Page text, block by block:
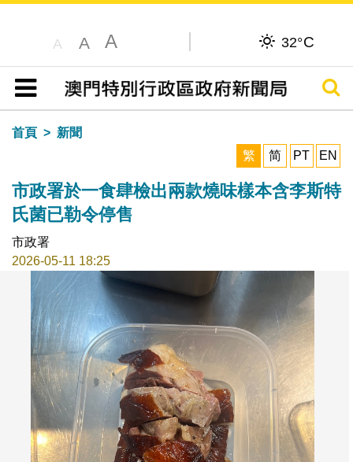
A A A 32°C
目錄
搜尋
首頁
新聞
繁
简 PT EN
市政署於一食肆檢出兩款燒味樣本含李斯特
氏菌已勒令停售
市政署
2026-05-11 18:25